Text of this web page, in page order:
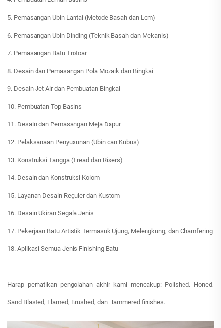
5. Pemasangan Ubin Lantai (Metode Basah dan Lem)
6. Pemasangan Ubin Dinding (Teknik Basah dan Mekanis)
7. Pemasangan Batu Trotoar
8. Desain dan Pemasangan Pola Mozaik dan Bingkai
9. Desain Jet Air dan Pembuatan Bingkai
10. Pembuatan Top Basins
11. Desain dan Pemasangan Meja Dapur
12. Pelaksanaan Penyusunan (Ubin dan Kubus)
13. Konstruksi Tangga (Tread dan Risers)
14. Desain dan Konstruksi Kolom
15. Layanan Desain Reguler dan Kustom
16. Desain Ukiran Segala Jenis
17. Pekerjaan Batu Artistik Termasuk Ujung, Melengkung, dan Chamfering
18. Aplikasi Semua Jenis Finishing Batu
Harap perhatikan pengolahan akhir kami mencakup: Polished, Honed,
Sand Blasted, Flamed, Brushed, dan Hammered finishes.